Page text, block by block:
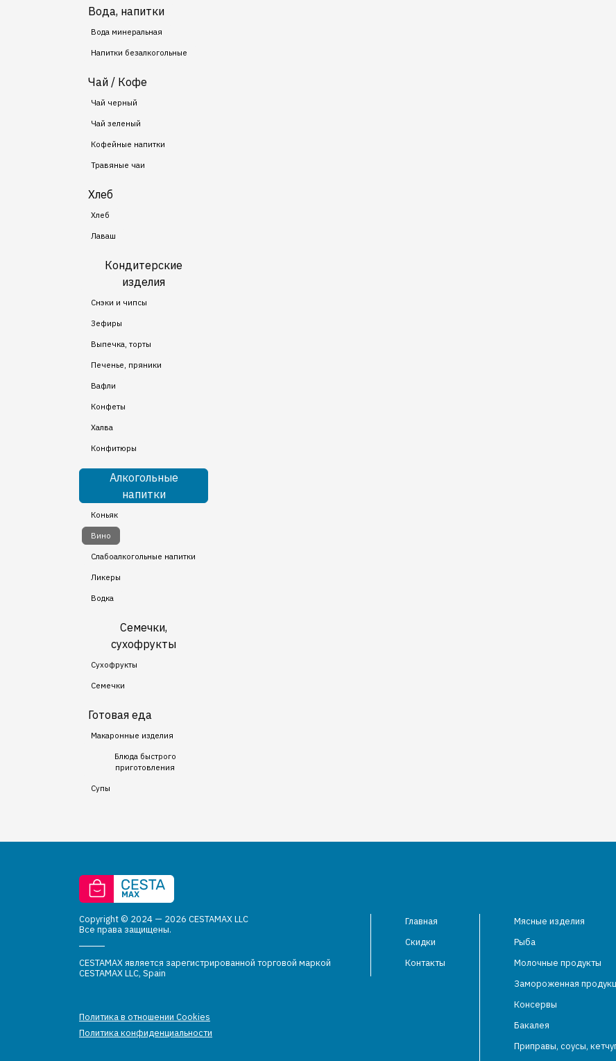
Вода, напитки
Вода минеральная
Напитки безалкогольные
Чай / Кофе
Чай черный
Чай зеленый
Кофейные напитки
Травяные чаи
Хлеб
Хлеб
Лаваш
Кондитерские
изделия
Снэки и чипсы
Зефиры
Выпечка, торты
Печенье, пряники
Вафли
Конфеты
Халва
Конфитюры
Алкогольные
напитки
Коньяк
Вино
Слабоалкогольные напитки
Ликеры
Водка
Семечки,
сухофрукты
Сухофрукты
Семечки
Готовая еда
Макаронные изделия
Блюда быстрого
приготовления
Супы
Copyright © 2024 — 2026 CESTAMAX LLC
Все права защищены.
CESTAMAX является зарегистрированной торговой маркой
CESTAMAX LLC, Spain
Политика в отношении Cookies
Политика конфиденциальности
Главная
Скидки
Контакты
Мясные изделия
Рыба
Молочные продукты
Замороженная
Консервы
Бакалея
Приправы, соусы,